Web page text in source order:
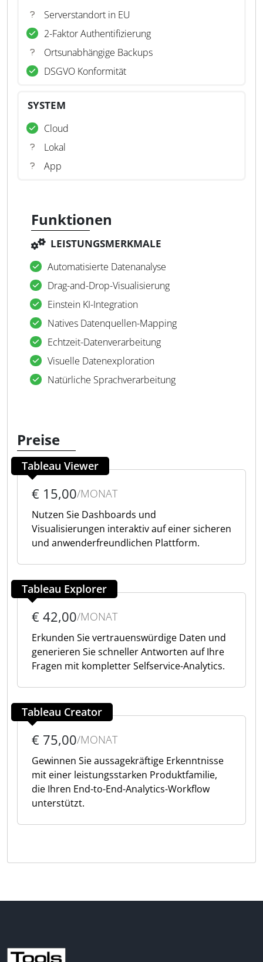
Serverstandort in EU
2-Faktor Authentifizierung
Ortsunabhängige Backups
DSGVO Konformität
SYSTEM
Cloud
Lokal
App
Funktionen
LEISTUNGSMERKMALE
Automatisierte Datenanalyse
Drag-and-Drop-Visualisierung
Einstein KI-Integration
Natives Datenquellen-Mapping
Echtzeit-Datenverarbeitung
Visuelle Datenexploration
Natürliche Sprachverarbeitung
Preise
Tableau Viewer
€ 15,00/MONAT
Nutzen Sie Dashboards und
Visualisierungen interaktiv auf einer sicheren
und anwenderfreundlichen Plattform.
Tableau Explorer
€ 42,00/MONAT
Erkunden Sie vertrauenswürdige Daten und
generieren Sie schneller Antworten auf Ihre
Fragen mit kompletter Selfservice-Analytics.
Tableau Creator
€ 75,00/MONAT
Gewinnen Sie aussagekräftige Erkenntnisse
mit einer leistungsstarken Produktfamilie,
die Ihren End-to-End-Analytics-Workflow
unterstützt.